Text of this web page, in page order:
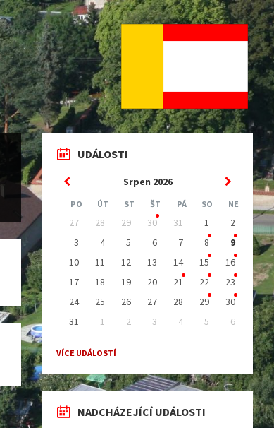
UDÁLOSTI
Srpen 2026
Previous
Month
Next
Month
PO ÚT ST ŠT PÁ SO NE
Skip
calendar
days
27 28 29 30 31 1
2
3
4 5 6 7 8
9
10
11 12 13 14 15
16
17
18 19 20 21 22
23
24
25 26 27 28 29
30
31
1 2 3 4 5
6
to
calendar
VÍCE UDÁLOSTÍ
NADCHÁZEJÍCÍ UDÁLOSTI